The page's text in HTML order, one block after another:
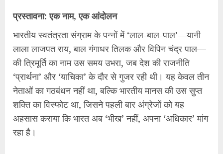
प्रस्तावना: एक नाम, एक आंदोलन
भारतीय स्वतंत्रता संग्राम के पन्नों में ‘लाल-बाल-पाल’—यानी
लाला लाजपत राय, बाल गंगाधर तिलक और विपिन चंद्र पाल—
की त्रिमूर्ति का नाम उस समय उभरा, जब देश की राजनीति
‘प्रार्थना’ और ‘याचिका’ के दौर से गुजर रही थी। यह केवल तीन
नेताओं का गठबंधन नहीं था, बल्कि भारतीय मानस की उस सुप्त
शक्ति का विस्फोट था, जिसने पहली बार अंग्रेजों को यह
अहसास कराया कि भारत अब ‘भीख’ नहीं, अपना ‘अधिकार’ मांग
रहा है।